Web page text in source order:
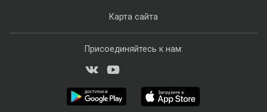
Карта сайта
Присоединяйтесь к нам: